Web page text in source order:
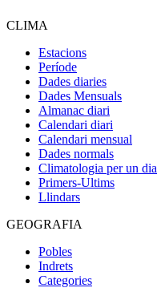
CLIMA
Estacions
Període
Dades diaries
Dades Mensuals
Almanac diari
Calendari diari
Calendari mensual
Dades normals
Climatologia per un dia
Primers-Ultims
Llindars
GEOGRAFIA
Pobles
Indrets
Categories